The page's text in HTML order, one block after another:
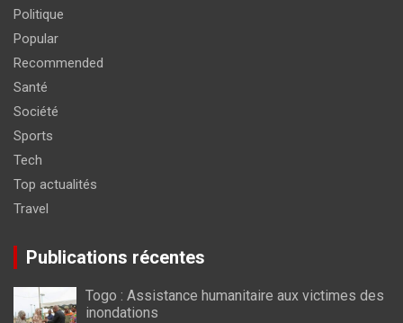
Politique
Popular
Recommended
Santé
Société
Sports
Tech
Top actualités
Travel
Publications récentes
Togo : Assistance humanitaire aux victimes des
inondations